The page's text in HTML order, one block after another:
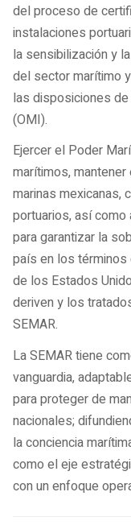
del proceso de
instalaciones
la sensibilización y
del sector marítimo
las disposiciones de
(OMI).
Ejercer el Poder
marítimos,
marinas mexicanas,
portuarios, así como
para garantizar la
país en los
de los Estados
deriven y los
SEMAR.
La SEMAR tiene
vanguardia,
para proteger de
nacionales;
la conciencia
como el eje
con un enfoque